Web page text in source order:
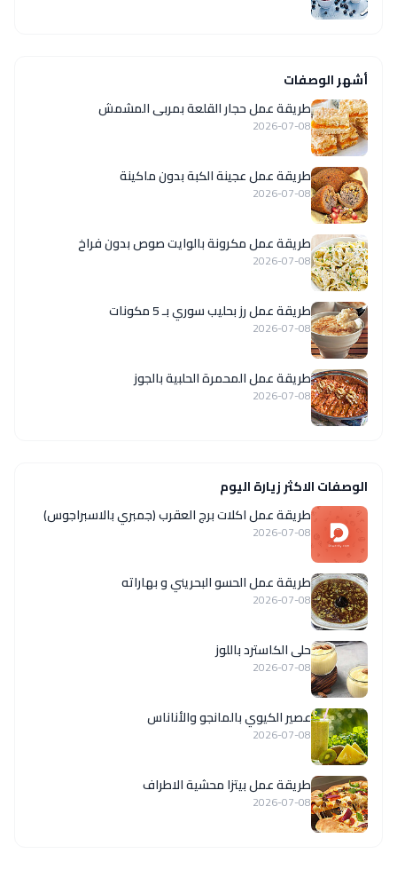
أشهر الوصفات
طريقة عمل حجار القلعة بمربى المشمش
2026-07-08
طريقة عمل عجينة الكبة بدون ماكينة
2026-07-08
طريقة عمل مكرونة بالوايت صوص بدون فراخ
2026-07-08
طريقة عمل رز بحليب سوري بـ 5 مكونات
2026-07-08
طريقة عمل المحمرة الحلبية بالجوز
2026-07-08
الوصفات الاكثر زيارة اليوم
طريقة عمل اكلات برج العقرب (جمبري بالاسبراجوس)
2026-07-08
طريقة عمل الحسو البحريني و بهاراته
2026-07-08
حلى الكاسترد باللوز
2026-07-08
عصير الكيوي بالمانجو والأناناس
2026-07-08
طريقة عمل بيتزا محشية الاطراف
2026-07-08